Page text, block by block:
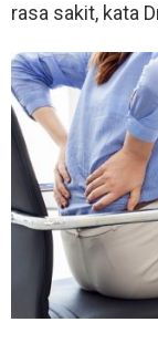
rasa sakit, kata